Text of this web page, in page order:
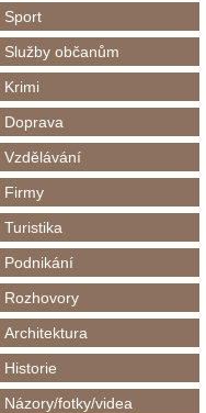
Sport
Služby občanům
Krimi
Doprava
Vzdělávání
Firmy
Turistika
Podnikání
Rozhovory
Architektura
Historie
Názory/fotky/videa